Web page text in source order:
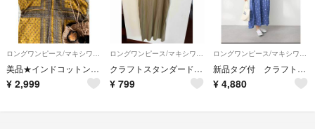
ロングワンピース/マキシワンピース
美品★インドコットン混パネル柄ウエストリボンワンピース＊マスタード
¥ 2,999
ロングワンピース/マキシワンピース
クラフトスタンダードブティック 半袖 ロングワンピース カーキ フリーサイズ
¥ 799
ロングワンピース/マキシワンピース
新品タグ付 クラフトスタンダードブティック ロングワンピース ネイビー
¥ 4,880